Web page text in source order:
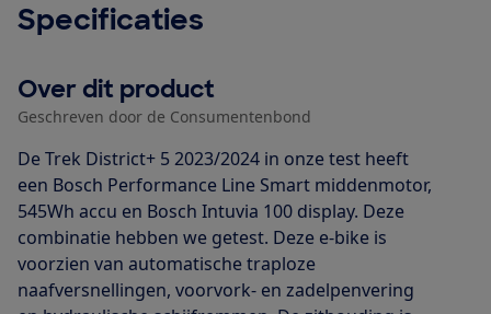
Specificaties
Over dit product
Geschreven door de Consumentenbond
De Trek District+ 5 2023/2024 in onze test heeft
een Bosch Performance Line Smart middenmotor,
545Wh accu en Bosch Intuvia 100 display. Deze
combinatie hebben we getest. Deze e-bike is
voorzien van automatische traploze
naafversnellingen, voorvork- en zadelpenvering